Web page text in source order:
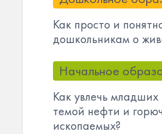
Как просто и
дошкольникам о
Начальное
Как увлечь
темой нефти и
ископаемых?